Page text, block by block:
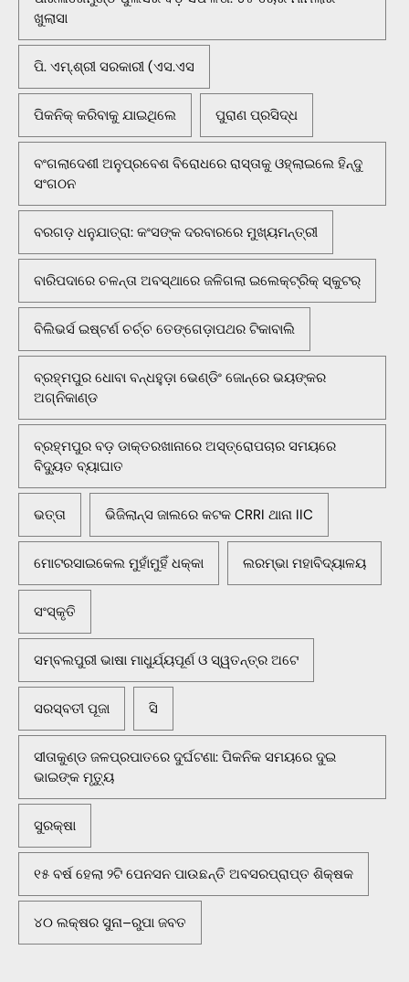
ଖୁଲାସା
ପି. ଏମ୍.ଶ୍ରୀ ସରକାରୀ (ଏସ.ଏସ
ପିକନିକ୍‌ କରିବାକୁ ଯାଇଥିଲେ ପୁରାଣ ପ୍ରସିଦ୍ଧ
ବଂଗଲାଦେଶୀ ଅନୁପ୍ରବେଶ ବିରୋଧରେ ରାସ୍ତାକୁ ଓହ୍ଲାଇଲେ ହିନ୍ଦୁ
ସଂଗଠନ
ବରଗଡ଼ ଧନୁଯାତ୍ରା: କଂସଙ୍କ ଦରବାରରେ ମୁଖ୍ୟମନ୍ତ୍ରୀ
ବାରିପଦାରେ ଚଳନ୍ତା ଅବସ୍ଥାରେ ଜଳିଗଲା ଇଲେକ୍ଟ୍ରିକ୍ ସ୍କୁଟର୍
ବିଲିଭର୍ସ ଇଷ୍ଟର୍ଣ ଚର୍ଚ୍ଚ ତେଙ୍ଗେଡ଼ାପଥର ଟିକାବାଲି
ବ୍ରହ୍ମପୁର ଧୋବା ବନ୍ଧହୁଡ଼ା ଭେଣ୍ଡିଂ ଜୋନ୍‌ରେ ଭୟଙ୍କର
ଅଗ୍ନିକାଣ୍ଡ
ବ୍ରହ୍ମପୁର ବଡ଼ ଡାକ୍ତରଖାନାରେ ଅସ୍ତ୍ରୋପଚାର ସମୟରେ
ବିଦ୍ୟୁତ ବ୍ୟାଘାତ
ଭତ୍ତା ଭିଜିଲାନ୍ସ ଜାଲରେ କଟକ CRRI ଥାନା IIC
ମୋଟରସାଇକେଲ ମୁହାଁମୁହିଁ ଧକ୍କା ଲରମ୍ଭା ମହାବିଦ୍ୟାଳୟ
ସଂସ୍କୃତି
ସମ୍ବଲପୁରୀ ଭାଷା ମାଧୁର୍ଯ୍ୟପୂର୍ଣ ଓ ସ୍ୱତନ୍ତ୍ର ଅଟେ
ସରସ୍ବତୀ ପୂଜା ସି
ସୀତାକୁଣ୍ଡ ଜଳପ୍ରପାତରେ ଦୁର୍ଘଟଣା: ପିକନିକ ସମୟରେ ଦୁଇ
ଭାଇଙ୍କ ମୃତ୍ୟୁ
ସୁରକ୍ଷା
୧୫ ବର୍ଷ ହେଲା ୨ଟି ପେନସନ ପାଉଛନ୍ତି ଅବସରପ୍ରାପ୍ତ ଶିକ୍ଷକ
୪୦ ଲକ୍ଷର ସୁନା–ରୁପା ଜବତ